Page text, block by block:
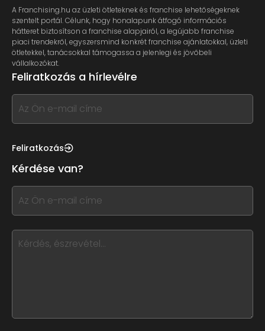
A Franchising.hu az üzleti ötleteknek és franchise lehetőségeknek
szentelt portál. Célunk, hogy honalapunk átfogó információs
hátteret biztosítson a franchise alapjairól, a legújabb franchise
piaci trendekről, egyszersmind konkrét franchise ajánlatokkal, üzleti
ötletekkel, tanácsokkal támogassa a jelenlegi és jövőbeli
vállalkozókat.
Feliratkozás a hírlevélre
If
you
this,
this
form
field
blank
Feliratkozás
Kérdése van?
If
you
this,